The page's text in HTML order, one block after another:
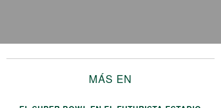
MÁS EN